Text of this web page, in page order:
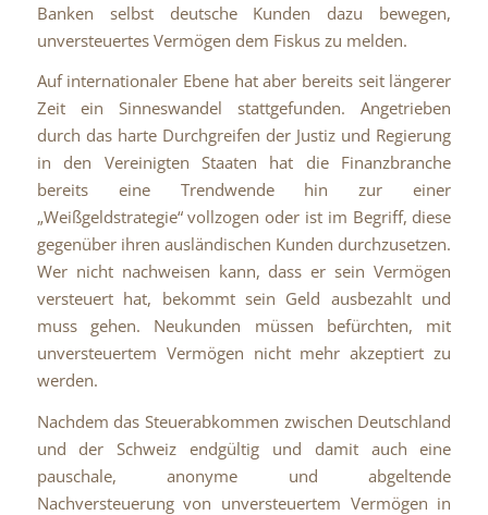
Banken selbst deutsche Kunden dazu bewegen,
unversteuertes Vermögen dem Fiskus zu melden.
Auf internationaler Ebene hat aber bereits seit längerer
Zeit ein Sinneswandel stattgefunden. Angetrieben
durch das harte Durchgreifen der Justiz und Regierung
in den Vereinigten Staaten hat die Finanzbranche
bereits eine Trendwende hin zur einer
„Weißgeldstrategie“ vollzogen oder ist im Begriff, diese
gegenüber ihren ausländischen Kunden durchzusetzen.
Wer nicht nachweisen kann, dass er sein Vermögen
versteuert hat, bekommt sein Geld ausbezahlt und
muss gehen. Neukunden müssen befürchten, mit
unversteuertem Vermögen nicht mehr akzeptiert zu
werden.
Nachdem das Steuerabkommen zwischen Deutschland
und der Schweiz endgültig und damit auch eine
pauschale, anonyme und abgeltende
Nachversteuerung von unversteuertem Vermögen in